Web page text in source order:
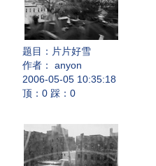
题目： 片片好雪
作者： anyon
2006-05-05 10:35:18
顶：0 踩：0